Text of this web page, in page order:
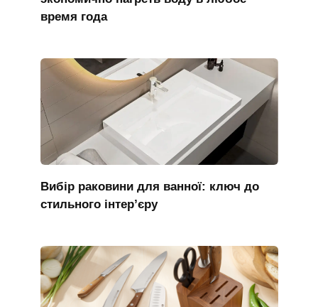
время года
Вибір раковини для ванної: ключ до
стильного інтер’єру